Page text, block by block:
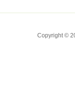
Copyright ©